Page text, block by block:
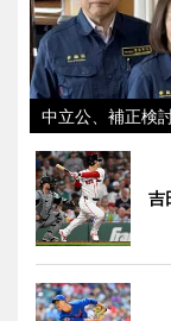
中立公、補正検
吉